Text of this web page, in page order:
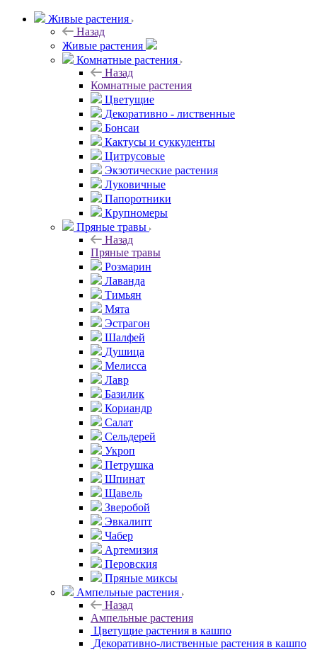
Живые растения
Назад
Живые растения
Комнатные растения
Назад
Комнатные растения
Цветущие
Декоративно - лиственные
Бонсаи
Кактусы и суккуленты
Цитрусовые
Экзотические растения
Луковичные
Папоротники
Крупномеры
Пряные травы
Назад
Пряные травы
Розмарин
Лаванда
Тимьян
Мята
Эстрагон
Шалфей
Душица
Мелисса
Лавр
Базилик
Кориандр
Салат
Сельдерей
Укроп
Петрушка
Шпинат
Щавель
Зверобой
Эвкалипт
Чабер
Артемизия
Перовския
Пряные миксы
Ампельные растения
Назад
Ампельные растения
Цветущие растения в кашпо
Декоративно-лиственные растения в кашпо